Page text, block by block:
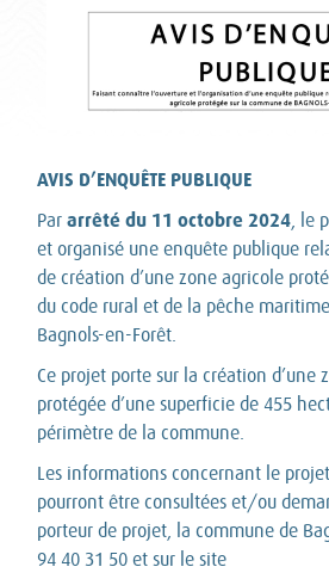
AVIS D’ENQUÊTE PUBLIQUE
Par arrêté du 11 octobre 2024 , le
et organisé une enquête publique
de création d’une zone agricole
du code rural et de la pêche
Bagnols-en-Forêt.
Ce projet porte sur la création d’une
protégée d’une superficie de 455
périmètre de la commune.
Les informations concernant le
pourront être consultées et/ou
porteur de projet, la commune de
94 40 31 50 et sur le site